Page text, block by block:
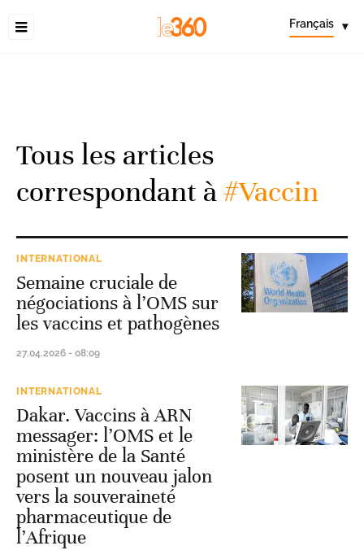
Français ▾
Tous les articles
correspondant à#Vaccin
INTERNATIONAL
Semaine cruciale de
négociations à l’OMS sur
les vaccins et pathogènes
27.04.2026 - 08:09
INTERNATIONAL
Dakar. Vaccins à ARN
messager: l’OMS et le
ministère de la Santé
posent un nouveau jalon
vers la souveraineté
pharmaceutique de
l’Afrique